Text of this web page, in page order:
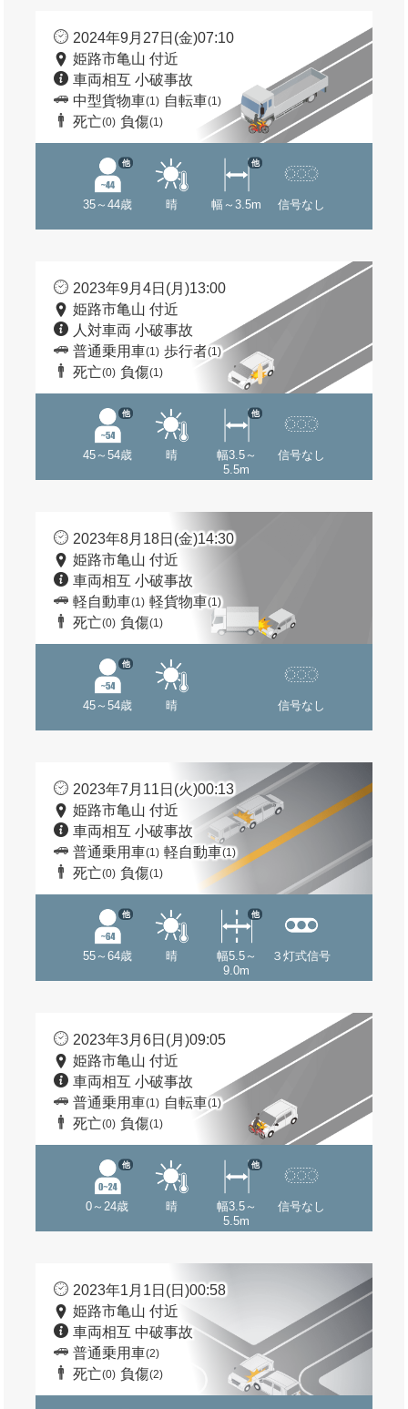
2024年9月27日(金)07:10
姫路市亀山 付近
車両相互 小破事故
中型貨物車(1) 自転車(1)
死亡(0) 負傷(1)
35～44歳
他
晴 幅～3.5m
他
信号なし
2023年9月4日(月)13:00
姫路市亀山 付近
人対車両 小破事故
普通乗用車(1) 歩行者(1)
死亡(0) 負傷(1)
45～54歳
他
晴
幅3.5～
5.5m
他
信号なし
2023年8月18日(金)14:30
姫路市亀山 付近
車両相互 小破事故
軽自動車(1) 軽貨物車(1)
死亡(0) 負傷(1)
45～54歳
他
晴 信号なし
2023年7月11日(火)00:13
姫路市亀山 付近
車両相互 小破事故
普通乗用車(1) 軽自動車(1)
死亡(0) 負傷(1)
55～64歳
他
晴
幅5.5～
9.0m
他
３灯式信号
2023年3月6日(月)09:05
姫路市亀山 付近
車両相互 小破事故
普通乗用車(1) 自転車(1)
死亡(0) 負傷(1)
0～24歳
他
晴
幅3.5～
5.5m
他
信号なし
2023年1月1日(日)00:58
姫路市亀山 付近
車両相互 中破事故
普通乗用車(2)
死亡(0) 負傷(2)